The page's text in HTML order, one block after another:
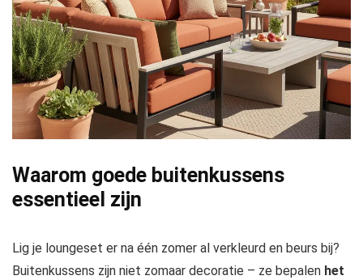
Waarom goede buitenkussens
essentieel zijn
Lig je loungeset er na één zomer al verkleurd en beurs bij?
Buitenkussens zijn niet zomaar decoratie – ze bepalen het